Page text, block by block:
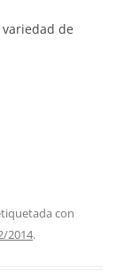
de
con
2014.